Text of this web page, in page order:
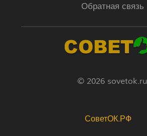
Обратная связь
© 2026 sovetok.ru
СоветОК.РФ